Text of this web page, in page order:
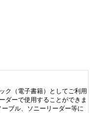
ク（電子書籍）としてご利用
ダーで使用することができま
ブル、ソニーリーダー等に